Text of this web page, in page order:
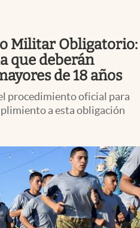
Militar Obligatorio:
que deberán
de 18 años
procedimiento oficial para
a esta obligación